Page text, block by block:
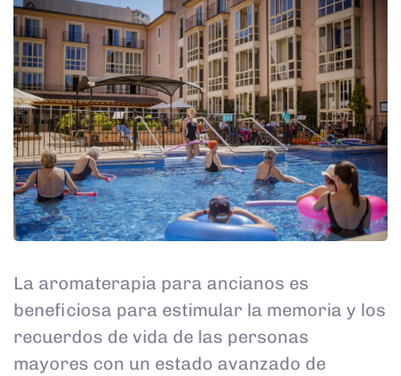
La aromaterapia para ancianos es
beneficiosa para estimular la memoria y los
recuerdos de vida de las personas
mayores con un estado avanzado de